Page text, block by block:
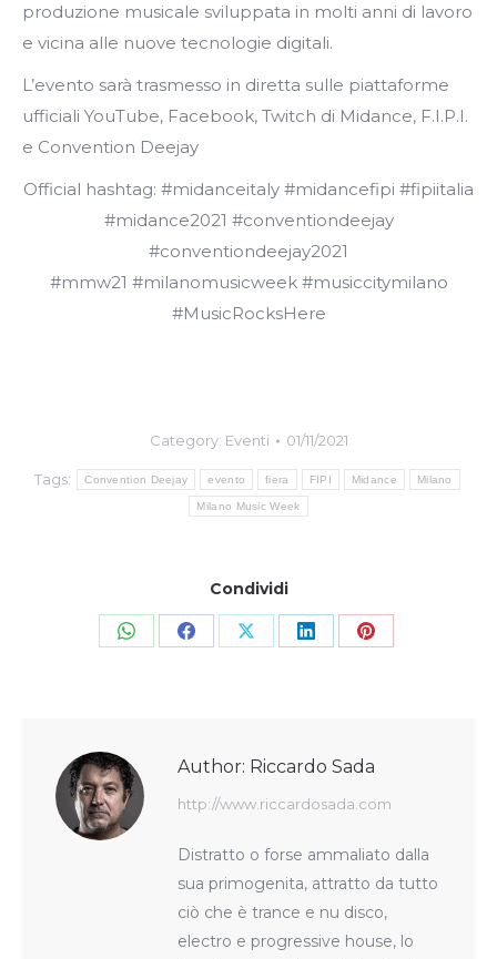
produzione musicale sviluppata in molti anni di lavoro
e vicina alle nuove tecnologie digitali.
L’evento sarà trasmesso in diretta sulle piattaforme
ufficiali YouTube, Facebook, Twitch di Midance, F.I.P.I.
e Convention Deejay
Official hashtag: #midanceitaly #midancefipi #fipiitalia
#midance2021 #conventiondeejay
#conventiondeejay2021
#mmw21 #milanomusicweek #musiccitymilano
#MusicRocksHere
Category: Eventi 01/11/2021
Tags: Convention Deejay evento fiera FIPI Midance Milano
Milano Music Week
Condividi
Share Share Share Share Share
Author: Riccardo Sada
http://www.riccardosada.com
Distratto o forse ammaliato dalla
sua primogenita, attratto da tutto
ciò che è trance e nu disco,
electro e progressive house, lo